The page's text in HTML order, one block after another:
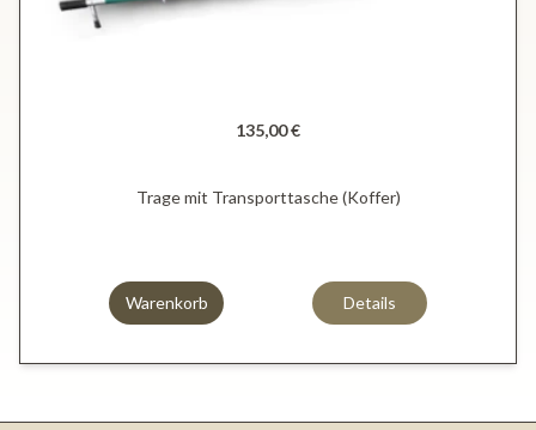
135,00 €
Trage mit Transporttasche (Koffer)
Warenkorb Details